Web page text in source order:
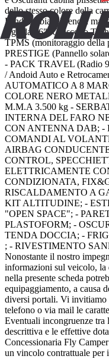
dello stesso colore della
Fendinebbia e Freno a
lega da 16", Cruscotto
TPMS (monitoraggio della
PRESTIGE (Pannello
- PACK TRAVEL (Radio
/ Andoid Auto e
AUTOMATICO A 8
COLORE NERO
M.M.A 3.500 kg -
INTERNA DEL FARO
CON ANTENNA DAB; -
COMANDI AL
AIRBAG
CONTROL,
ELETTRICAMENTE
CONDIZIONATA,
RISCALDAMENTO A
KIT ALTITUDINE; -
"OPEN SPACE"; -
PLASTOFORM; -
TENDA DOCCIA; -
; - RIVESTIMENTO
Nonostante il nostro
informazioni sul veicolo, la
nella presente scheda
equipaggiamento, a causa
diversi portali. Vi invitiamo
telefono o via mail le
Eventuali incongruenze tra
descrittiva e le effettive
Concessionaria Fly
un vincolo contrattuale per